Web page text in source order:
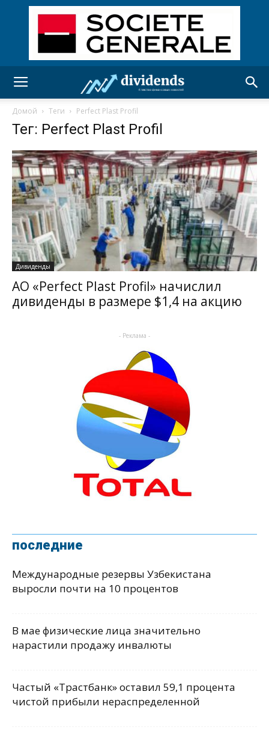
Домой Теги Perfect Plast Profil
Тег: Perfect Plast Profil
Дивиденды
АО «Perfect Plast Profil» начислил
дивиденды в размере $1,4 на акцию
- Реклама -
последние
Международные резервы Узбекистана
выросли почти на 10 процентов
В мае физические лица значительно
нарастили продажу инвалюты
Частый «Трастбанк» оставил 59,1 процента
чистой прибыли нераспределенной